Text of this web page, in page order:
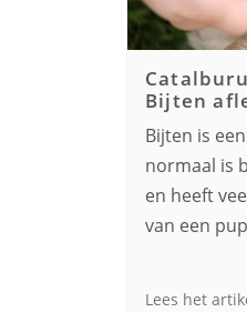
Bijten
Bijten is
normaal is
en heeft
van een
Lees het